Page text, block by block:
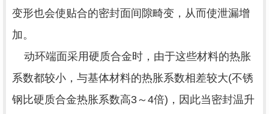
变形也会使贴合的密封面间隙畸变，从而使泄漏增
加。
动环端面采用硬质合金时，由于这些材料的热胀
系数都较小，与基体材料的热胀系数相差较大(不锈
钢比硬质合金热胀系数高3～4倍)，因此当密封温升